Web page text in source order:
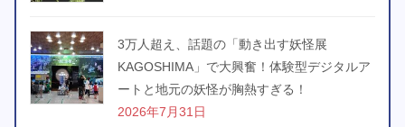
3万人超え、話題の「動き出す妖怪展
KAGOSHIMA」で大興奮！体験型デジタルア
ートと地元の妖怪が胸熱すぎる！
2026年7月31日